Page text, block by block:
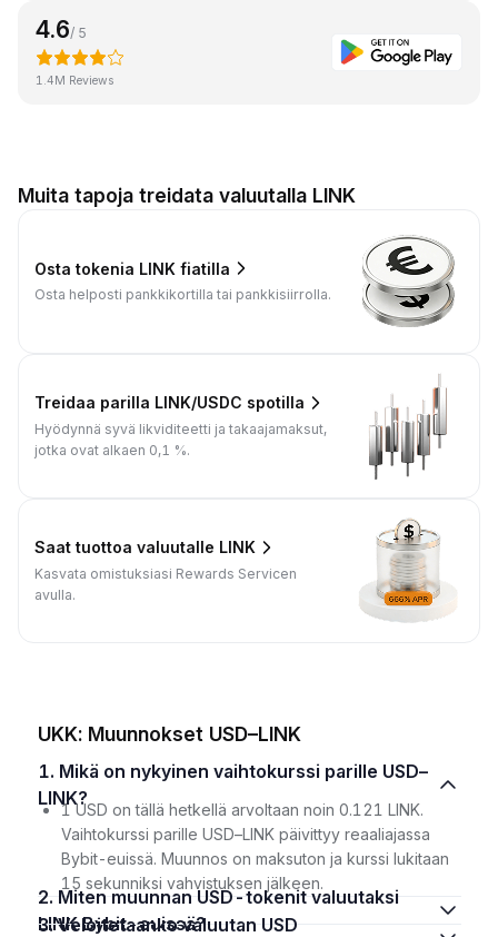
4.6/ 5
1.4M Reviews
Muita tapoja treidata valuutalla LINK
Osta tokenia LINK fiatilla
Osta helposti pankkikortilla tai pankkisiirrolla.
Treidaa parilla LINK/USDC spotilla
Hyödynnä syvä likviditeetti ja takaajamaksut,
jotka ovat alkaen 0,1 %.
Saat tuottoa valuutalle LINK
Kasvata omistuksiasi Rewards Servicen
avulla.
UKK: Muunnokset USD–LINK
1. Mikä on nykyinen vaihtokurssi parille USD–
LINK?
1 USD on tällä hetkellä arvoltaan noin 0.121 LINK.
Vaihtokurssi parille USD–LINK päivittyy reaaliajassa
Bybit-euissä. Muunnos on maksuton ja kurssi lukitaan
15 sekunniksi vahvistuksen jälkeen.
2. Miten muunnan USD-tokenit valuutaksi
LINK Bybit-euissä?
3. Veloitetaanko valuutan USD